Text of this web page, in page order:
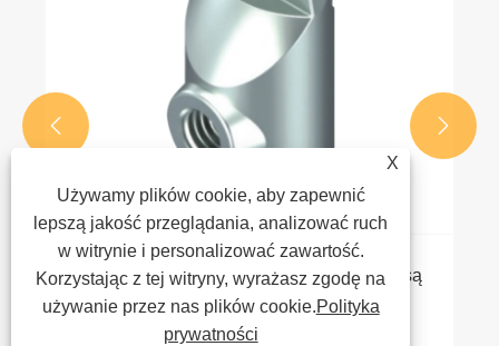
Co to jest adapter okrągłego pręta? Jakie są
jego główne funkcje?
 
X
Używamy plików cookie, aby zapewnić
lepszą jakość przeglądania, analizować ruch
w witrynie i personalizować zawartość.
Korzystając z tej witryny, wyrażasz zgodę na
używanie przez nas plików cookie.Polityka
prywatności